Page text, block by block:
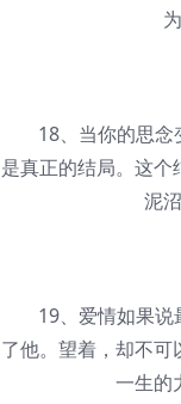
18、当你的思念变
是真正的结局。这
泥
19、爱情如果说最
了他。望着，却不
一生的